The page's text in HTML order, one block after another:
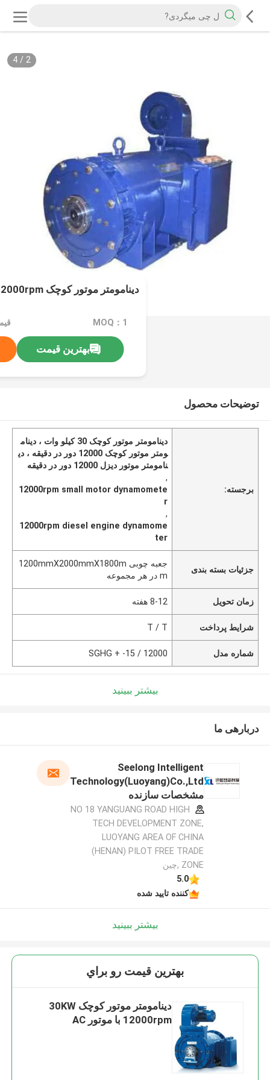
2
/
4
دینامومتر موتور کوچک 30KW 12000rpm با موتور AC
MOQ：1
بهترین قیمت
توضیحات محصول
برجسته:
دینامومتر موتور کوچک 30 کیلو وات ، دینام
ومتر موتور کوچک 12000 دور در دقیقه ، دی
نامومتر موتور دیزل 12000 دور در دقیقه
,
12000rpm small motor dynamomete
r
,
12000rpm diesel engine dynamome
ter
جزئیات بسته بندی
جعبه چوبی 1200mmX2000mmX1800m
m در هر مجموعه
زمان تحویل 8-12 هفته
شرایط پرداخت T / T
شماره مدل SGHG + -15 / 12000
بیشتر ببینید
دربارهی ما
Seelong Intelligent
Technology(Luoyang)Co.,Ltd
مشخصات سازنده
NO 18 YANGUANG ROAD HIGH
TECH DEVELOPMENT ZONE,
LUOYANG AREA OF CHINA
(HENAN) PILOT FREE TRADE
ZONE ,چین
5.0
کننده تایید شده
بیشتر ببینید
بهترين قيمت رو براي
دینامومتر موتور کوچک 30KW
12000rpm با موتور AC